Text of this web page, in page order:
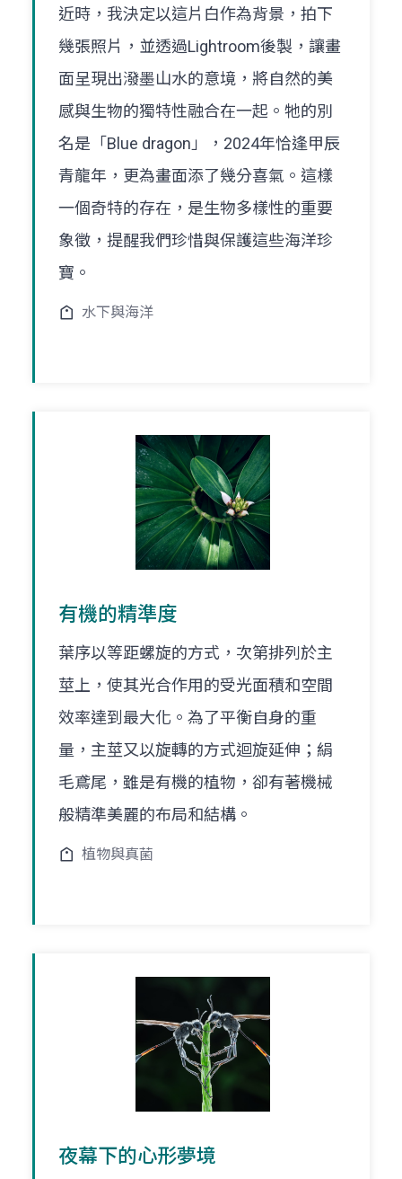
近時，我決定以這片白作為背景，拍下
幾張照片，並透過Lightroom後製，讓畫
面呈現出潑墨山水的意境，將自然的美
感與生物的獨特性融合在一起。牠的別
名是「Blue dragon」，2024年恰逢甲辰
青龍年，更為畫面添了幾分喜氣。這樣
一個奇特的存在，是生物多樣性的重要
象徵，提醒我們珍惜與保護這些海洋珍
寶。
水下與海洋
有機的精準度
葉序以等距螺旋的方式，次第排列於主
莖上，使其光合作用的受光面積和空間
效率達到最大化。為了平衡自身的重
量，主莖又以旋轉的方式迴旋延伸；絹
毛鳶尾，雖是有機的植物，卻有著機械
般精準美麗的布局和結構。
植物與真菌
夜幕下的心形夢境